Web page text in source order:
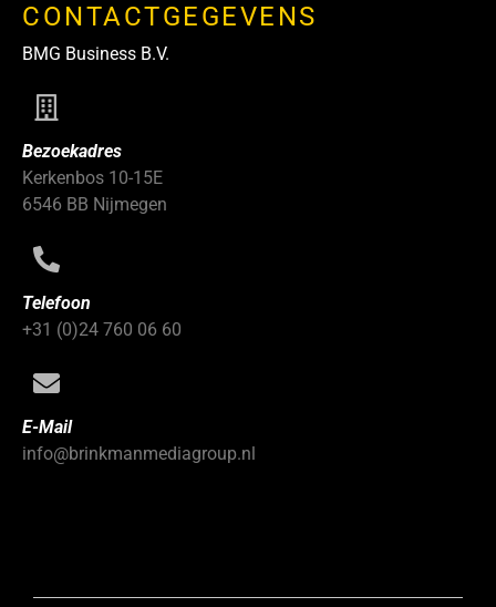
CONTACTGEGEVENS
BMG Business B.V.
Bezoekadres
Kerkenbos 10-15E
6546 BB Nijmegen
Telefoon
+31 (0)24 760 06 60
E-Mail
info@brinkmanmediagroup.nl